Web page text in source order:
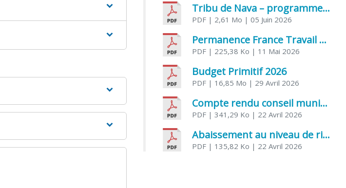
Tribu de Nava – programme et inscriptions été 2026
PDF | 2,61 Mo | 05 Juin 2026
Permanence France Travail au CCAS de Saujon Juin 2026
PDF | 225,38 Ko | 11 Mai 2026
Budget Primitif 2026
PDF | 16,85 Mo | 29 Avril 2026
Compte rendu conseil municipal – 7 avril 2026
PDF | 341,29 Ko | 22 Avril 2026
Abaissement au niveau de risque modéré de l’Influenza aviaire
PDF | 135,82 Ko | 22 Avril 2026